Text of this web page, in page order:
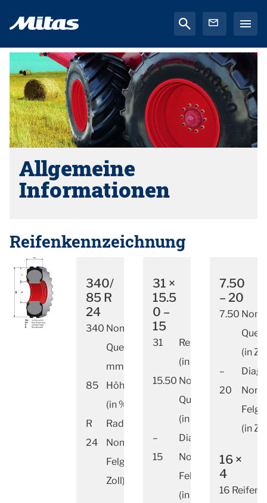
Allgemeine
Informationen
Reifenkennzeichnung
340/
85 R
24
340 Nominale
Querschnittsbreite (in
mm)
85
Höhen-/Breitenverhältnis
(in %)
R
Radialbauweise
24
Nominaler
Felgendurchmesser (in
Zoll)
31 ×
15.5
0 –
15
31
Reifendurchmesser
(in Zoll)
15.50 Nominale
Querschnittsbreite
(in Zoll)
–
Diagonalbauweise
15
Nominaler
Felgendurchmesser
(in Zoll)
7.50
– 20
7.50
(in
–
20
(in
16 ×
4
16